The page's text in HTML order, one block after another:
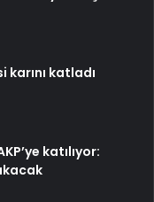
katladı
katılıyor: